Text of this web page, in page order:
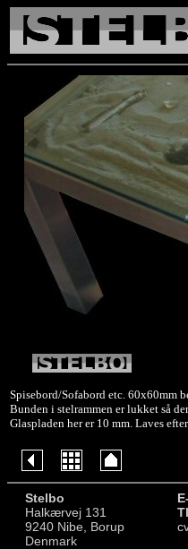
Spisebord/Sofabord etc. 60x60mm
Bunden i stelrammen er lukket så
Glaspladen her er 10 mm. Laves
Stelbo
Halkærvej 131
9240 Nibe, Borup
Denmark